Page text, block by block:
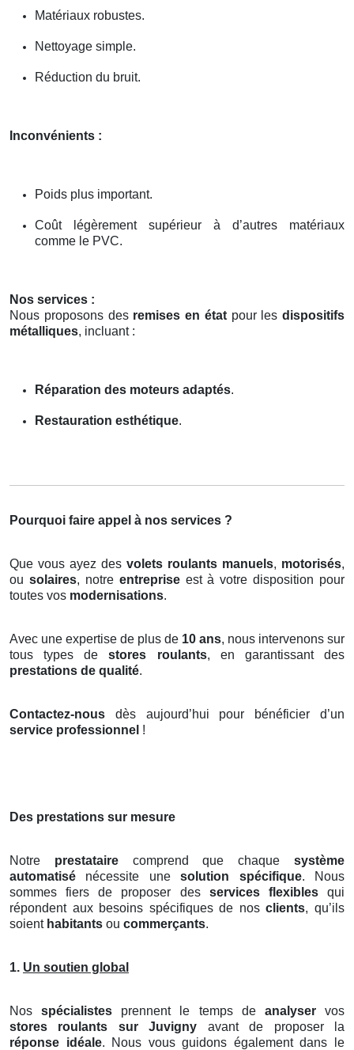
Matériaux robustes.
Nettoyage simple.
Réduction du bruit.
Inconvénients :
Poids plus important.
Coût légèrement supérieur à d’autres matériaux
comme le PVC.
Nos services :
Nous proposons des remises en étatpour les dispositifs
métalliques, incluant :
Réparation des moteurs adaptés.
Restauration esthétique.
Pourquoi faire appel à nos services ?
Que vous ayez des volets roulants manuels, motorisés,
ou solaires, notre entrepriseest à votre disposition pour
toutes vos modernisations.
Avec une expertise de plus de 10 ans, nous intervenons sur
tous types destores roulants, en garantissant des
prestations de qualité.
Contactez-nous dès aujourd’hui pour bénéficier d’un
service professionnel !
Des prestations sur mesure
Notre prestatairecomprend que chaquesystème
automatisé nécessite unesolution spécifique. Nous
sommes fiers de proposer des services flexiblesqui
répondent aux besoins spécifiques de nosclients, qu’ils
soient habitants ou commerçants.
1. Un soutien global
Nosspécialistes prennent le temps de analyservos
stores roulants
sur Juvigny avant de proposer la
réponse idéale. Nous vous guidons également dans le